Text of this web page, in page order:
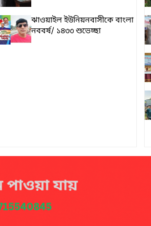
ঝাওয়াইল ইউনিয়নবাসীকে বাংলা
নববর্ষ/ ১৪৩৩ শুভেচ্ছা